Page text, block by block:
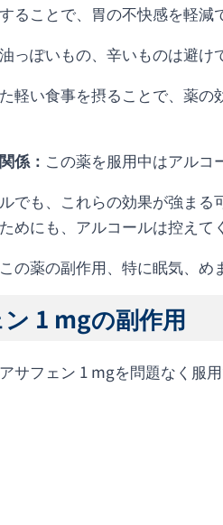
ることで、胃の不快感を軽減
っぽいもの、辛いものは避け
軽い食事を摂ることで、薬
係： この薬を服用中はアルコ
でも、これらの効果が強ま
めにも、アルコールは控えて
の薬の副作用、特に眠気、め
1 mgの副作用
サフェン 1 mgを問題なく服